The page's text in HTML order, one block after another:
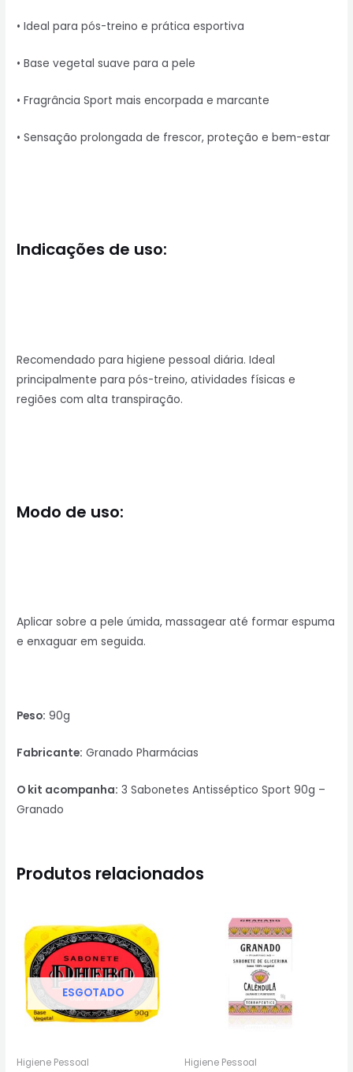
• Ideal para pós-treino e prática esportiva
• Base vegetal suave para a pele
• Fragrância Sport mais encorpada e marcante
• Sensação prolongada de frescor, proteção e bem-estar
Indicações de uso:
Recomendado para higiene pessoal diária. Ideal
principalmente para pós-treino, atividades físicas e
regiões com alta transpiração.
Modo de uso:
Aplicar sobre a pele úmida, massagear até formar espuma
e enxaguar em seguida.
Peso: 90g
Fabricante: Granado Pharmácias
O kit acompanha: 3 Sabonetes Antisséptico Sport 90g –
Granado
Produtos relacionados
ESGOTADO
Higiene Pessoal Higiene Pessoal